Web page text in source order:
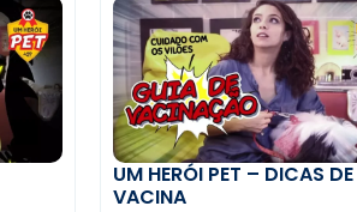
UM HERÓI PET – DICAS DE
VACINA